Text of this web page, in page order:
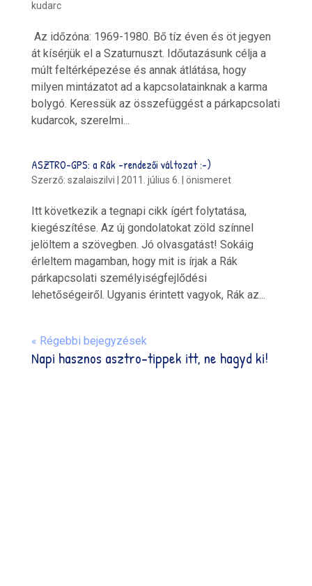
kudarc
Az időzóna: 1969-1980. Bő tíz éven és öt jegyen
át kísérjük el a Szaturnuszt. Időutazásunk célja a
múlt feltérképezése és annak átlátása, hogy
milyen mintázatot ad a kapcsolatainknak a karma
bolygó. Keressük az összefüggést a párkapcsolati
kudarcok, szerelmi...
ASZTRO-GPS: a Rák -rendezői változat :-)
Szerző: szalaiszilvi 2011. július 6. önismeret
Itt következik a tegnapi cikk ígért folytatása,
kiegészítése. Az új gondolatokat zöld színnel
jelöltem a szövegben. Jó olvasgatást! Sokáig
érleltem magamban, hogy mit is írjak a Rák
párkapcsolati személyiségfejlődési
lehetőségeiről. Ugyanis érintett vagyok, Rák az...
« Régebbi bejegyzések
Napi hasznos asztro-tippek itt, ne hagyd ki!